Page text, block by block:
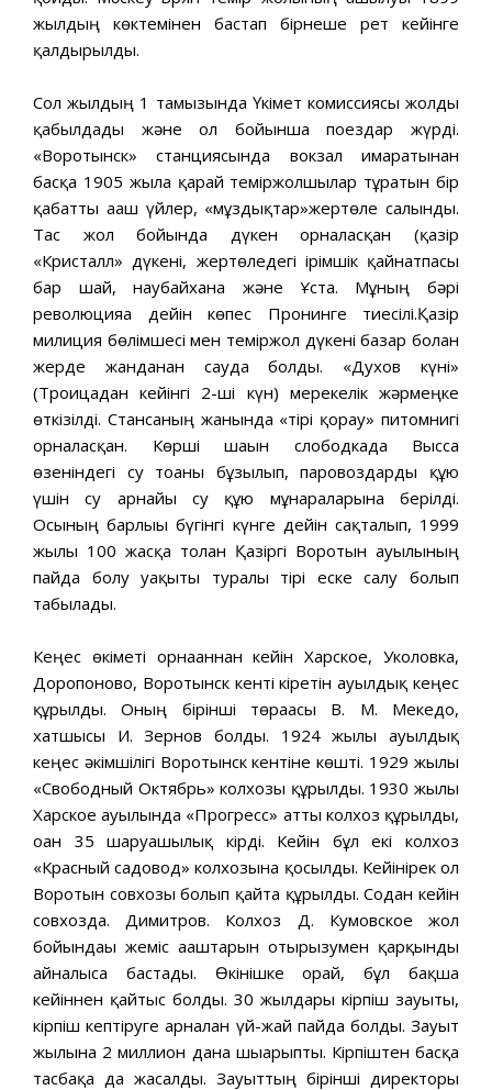
жылдың көктемінен бастап бірнеше рет кейінге
қалдырылды.
Сол жылдың 1 тамызында Үкімет комиссиясы жолды
қабылдады және ол бойынша поездар жүрді.
«Воротынск» станциясында вокзал ғимаратынан
басқа 1905 жылға қарай теміржолшылар тұратын бір
қабатты ағаш үйлер, «мұздықтар»жертөле салынды.
Тас жол бойында дүкен орналасқан (қазір
«Кристалл» дүкені, жертөледегі ірімшік қайнатпасы
бар шай, наубайхана және Ұста. Мұның бәрі
революцияға дейін көпес Пронинге тиесілі.Қазір
милиция бөлімшесі мен теміржол дүкені базар болған
жерде жанданған сауда болды. «Духов күні»
(Троицадан кейінгі 2-ші күн) мерекелік жәрмеңке
өткізілді. Стансаның жанында «тірі қорғау» питомнигі
орналасқан. Көрші шағын слободкада Высса
өзеніндегі су тоғаны бұзылып, паровоздарды құю
үшін су арнайы су құю мұнараларына берілді.
Осының барлығы бүгінгі күнге дейін сақталып, 1999
жылы 100 жасқа толған Қазіргі Воротын ауылының
пайда болу уақыты туралы тірі еске салу болып
табылады.
Кеңес өкіметі орнағаннан кейін Харское, Уколовка,
Доропоново, Воротынск кенті кіретін ауылдық кеңес
құрылды. Оның бірінші төрағасы В. М. Мекедо,
хатшысы И. Зернов болды. 1924 жылы ауылдық
кеңес әкімшілігі Воротынск кентіне көшті. 1929 жылы
«Свободный Октябрь» колхозы құрылды. 1930 жылы
Харское ауылында «Прогресс» атты колхоз құрылды,
оған 35 шаруашылық кірді. Кейін бұл екі колхоз
«Красный садовод» колхозына қосылды. Кейінірек ол
Воротын совхозы болып қайта құрылды. Содан кейін
совхозда. Димитров. Колхоз Д. Кумовское жол
бойындағы жеміс ағаштарын отырғызумен қарқынды
айналыса бастады. Өкінішке орай, бұл бақша
кейіннен қайтыс болды. 30 жылдары кірпіш зауыты,
кірпіш кептіруге арналған үй-жай пайда болды. Зауыт
жылына 2 миллион дана шығарыпты. Кірпіштен басқа
тасбақа да жасалды. Зауыттың бірінші директоры